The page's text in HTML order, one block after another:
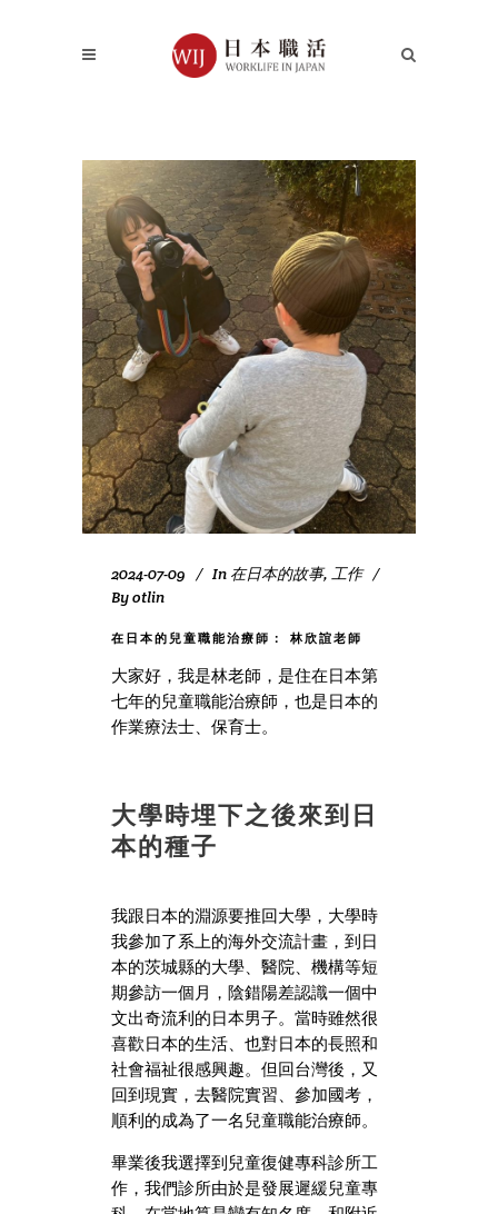
2024-07-09 In 在日本的故事, 工作
Byotlin
在日本的兒童職能治療師： 林欣誼老師
大家好，我是林老師，是住在日本第
七年的兒童職能治療師，也是日本的
作業療法士、保育士。
大學時埋下之後來到日
本的種子
我跟日本的淵源要推回大學，大學時
我參加了系上的海外交流計畫，到日
本的茨城縣的大學、醫院、機構等短
期參訪一個月，陰錯陽差認識一個中
文出奇流利的日本男子。當時雖然很
喜歡日本的生活、也對日本的長照和
社會福祉很感興趣。但回台灣後，又
回到現實，去醫院實習、參加國考，
順利的成為了一名兒童職能治療師。
畢業後我選擇到兒童復健專科診所工
作，我們診所由於是發展遲緩兒童專